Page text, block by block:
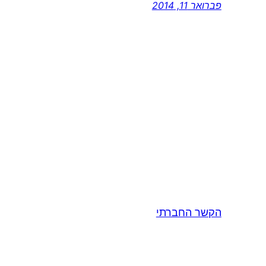
פברואר 11, 2014
הקשר החברתי